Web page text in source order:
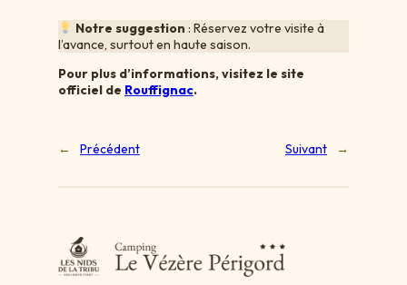
Notre suggestion : Réservez votre visite à
l’avance, surtout en haute saison.
Pour plus d’informations, visitez le site
officiel de Rouffignac.
← Précédent Suivant →